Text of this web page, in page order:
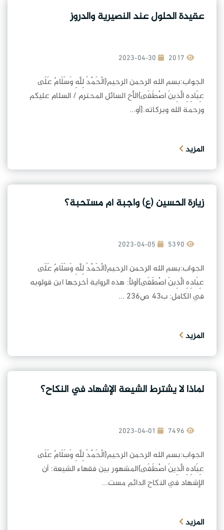
عقيدة الحلول عند النصيرية والدروز
2023-04-30
الجواب:بسم الله الرحمن الرحيم{الْحَمْدُ لِلَّهِ وَسَلَامٌ عَلَى
عِبَادِهِ الَّذِينَ اصْطَفَى}الأخ السائل المحترم / السلام عليكم
ورحمة الله وبركاته.[أو...
المزيد
زيارة الحسين (ع) واجبة أم مستحبة؟
2023-04-05
الجواب:بسم الله الرحمن الرحيم{الْحَمْدُ لِلَّهِ وَسَلَامٌ عَلَى
عِبَادِهِ الَّذِينَ اصْطَفَى}أولاً: هذه الرواية أخرجها ابن قولويه
في الكامل: ب٤٣ ص٢٣٦ ...
المزيد
لماذا لا يشترط الشيعة الإشهاد في النكاح؟
2023-04-01
الجواب:بسم الله الرحمن الرحيم{الْحَمْدُ لِلَّهِ وَسَلَامٌ عَلَى
عِبَادِهِ الَّذِينَ اصْطَفَى}المشهور بين فقهاء الشيعة: أن
الإشهاد في النكاح الدائم مست...
المزيد